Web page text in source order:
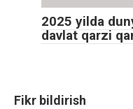
2025 yilda
davlat qarzi
Fikr bildirish